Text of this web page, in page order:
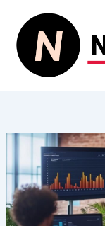
contenu